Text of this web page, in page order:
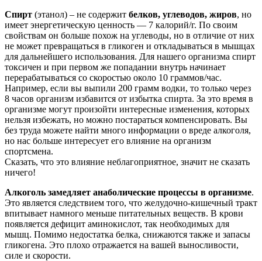
Спирт (этанол) – не содержит белков, углеводов, жиров, но
имеет энергетическую ценность — 7 калорий/г. По своим
свойствам он больше похож на углеводы, но в отличие от них
не может превращаться в гликоген и откладываться в мышцах
для дальнейшего использования. Для нашего организма спирт
токсичен и при первом же попадании внутрь начинает
перерабатываться со скоростью около 10 граммов/час.
Например, если вы выпили 200 грамм водки, то только через
8 часов организм избавится от избытка спирта. За это время в
организме могут произойти интересные изменения, которых
нельзя избежать, но можно постараться компенсировать. Вы
без труда можете найти много информации о вреде алкоголя,
но нас больше интересует его влияние на организм
спортсмена.
Сказать, что это влияние неблагоприятное, значит не сказать
ничего!
Алкоголь замедляет анаболические процессы в организме.
Это является следствием того, что желудочно-кишечный тракт
впитывает намного меньше питательных веществ. В крови
появляется дефицит аминокислот, так необходимых для
мышц. Помимо недостатка белка, снижаются также и запасы
гликогена. Это плохо отражается на вашей выносливости,
силе и скорости.